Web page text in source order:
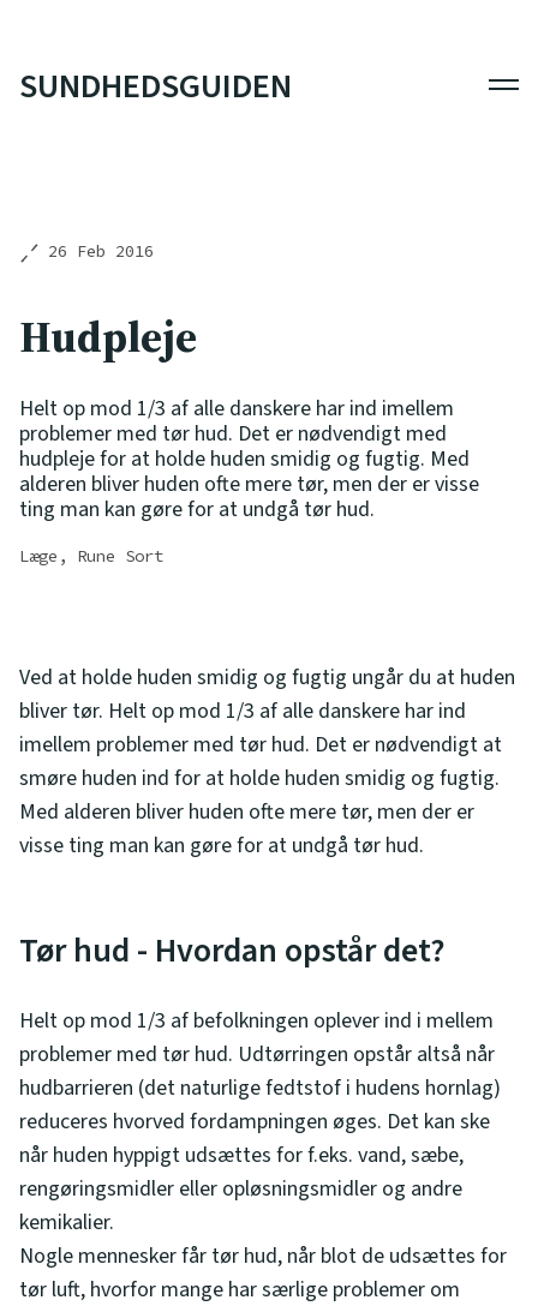
SUNDHEDSGUIDEN
26 Feb 2016
Hudpleje
Helt op mod 1/3 af alle danskere har ind imellem
problemer med tør hud. Det er nødvendigt med
hudpleje for at holde huden smidig og fugtig. Med
alderen bliver huden ofte mere tør, men der er visse
ting man kan gøre for at undgå tør hud.
Læge, Rune Sort
Ved at holde huden smidig og fugtig ungår du at huden
bliver tør. Helt op mod 1/3 af alle danskere har ind
imellem problemer med tør hud. Det er nødvendigt at
smøre huden ind for at holde huden smidig og fugtig.
Med alderen bliver huden ofte mere tør, men der er
visse ting man kan gøre for at undgå tør hud.
Tør hud - Hvordan opstår det?
Helt op mod 1/3 af befolkningen oplever ind i mellem
problemer med tør hud. Udtørringen opstår altså når
hudbarrieren (det naturlige fedtstof i hudens hornlag)
reduceres hvorved fordampningen øges. Det kan ske
når huden hyppigt udsættes for f.eks. vand, sæbe,
rengøringsmidler eller opløsningsmidler og andre
kemikalier.
Nogle mennesker får tør hud, når blot de udsættes for
tør luft, hvorfor mange har særlige problemer om